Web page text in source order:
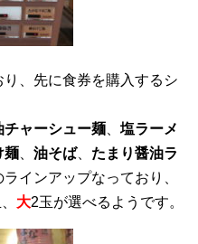
、先に食券を購入するシ
チャーシュー麺
塩ラーメ
麺 油そば、 たまり醤油ラ
ラインアップなっており、
大2玉が選べるようです。